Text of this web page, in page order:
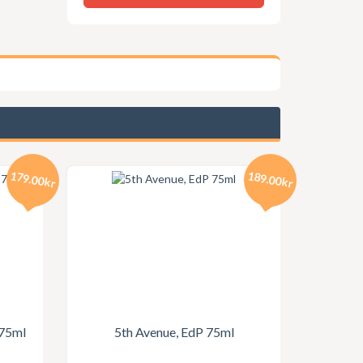
179.00kr
5th Avenue, EdP 75ml
189.00kr